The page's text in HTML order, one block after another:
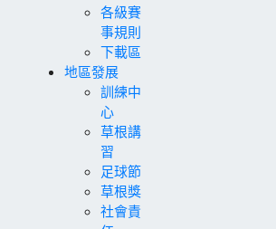
各級賽
事規則
下載區
地區發展
訓練中
心
草根講
習
足球節
草根獎
社會責